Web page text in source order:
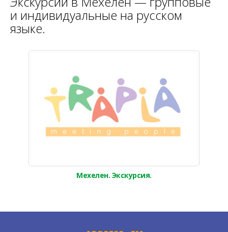
и индивидуальные на русском
языке.
Мехелен. Экскурсия.